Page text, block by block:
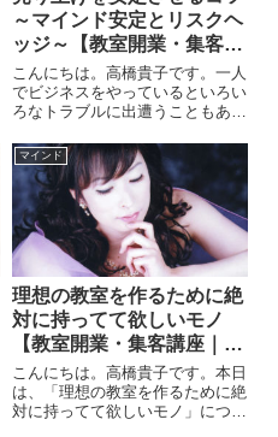
～マインド安定とリスクヘ
ッジ～【教室開業・集客講
座｜横浜東京】
こんにちは。高橋貴子です。一人
でビジネスをやっているといろい
ろなトラブルに出遭うこともあり
ひとつのヒントにしていただきた
いな～と思うお話をしたいと思い
ます。今日のテーマは、「売り上
げを安定させるコツ～マインド
安...
マインド
理想の教室を作るために絶
対に持ってて欲しいモノ
【教室開業・集客講座｜横
浜東京】
こんにちは。高橋貴子です。本日
は、「理想の教室を作るために絶
対に持ってて欲しいモノ」につい